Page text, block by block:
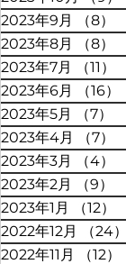
2023年9月
（8）
2023年8月
（8）
2023年7月
（11）
2023年6月
（16）
2023年5月
（7）
2023年4月
（7）
2023年3月
（4）
2023年2月
（9）
2023年1月
（12）
2022年12月
（24）
2022年11月
（12）